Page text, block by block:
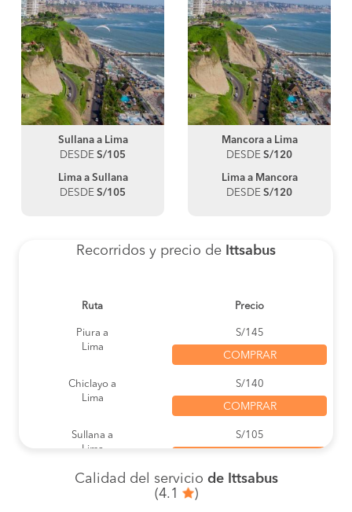
Sullana a Lima
DESDE S/105
Lima a Sullana
DESDE S/105
Mancora a Lima
DESDE S/120
Lima a Mancora
DESDE S/120
Recorridos y precio de Ittsabus
Ruta Precio
Piura a
Lima
S/145
COMPRAR
Chiclayo a
Lima
S/140
COMPRAR
Sullana a
Lima
S/105
Mancora a
S/120
Calidad del servicio de Ittsabus
(4.1
)